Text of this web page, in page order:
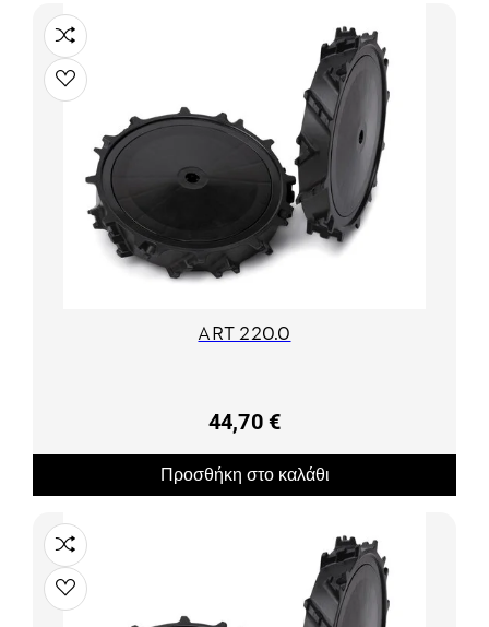
ART 220.0
44,70 €
Προσθήκη στο καλάθι